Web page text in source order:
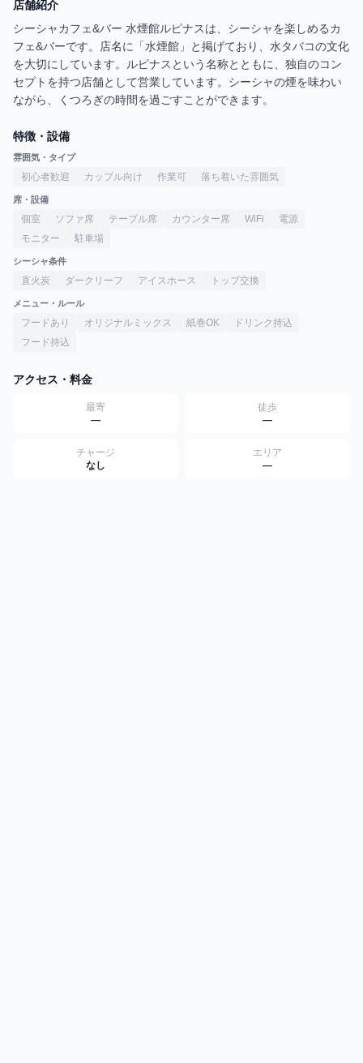
店舗紹介
シーシャカフェ&バー 水煙館ルピナスは、シーシャを楽しめるカ
フェ&バーです。店名に「水煙館」と掲げており、水タバコの文化
を大切にしています。ルピナスという名称とともに、独自のコン
セプトを持つ店舗として営業しています。シーシャの煙を味わい
ながら、くつろぎの時間を過ごすことができます。
特徴・設備
雰囲気・タイプ
初心者歓迎 カップル向け 作業可 落ち着いた雰囲気
席・設備
個室 ソファ席 テーブル席 カウンター席 WiFi
電源
モニター
駐車場
シーシャ条件
直火炭 ダークリーフ アイスホース トップ交換
メニュー・ルール
フードあり オリジナルミックス 紙巻OK
ドリンク持込
フード持込
アクセス・料金
最寄
—
徒歩
—
チャージ
なし
エリア
—